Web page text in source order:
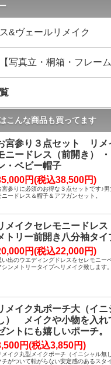
&ヴェールリメイク
写真立・桐箱・フレーム
こんな商品も買ってます
宮参り３点セット リメ
ニードレス（前開き）
・ベビー帽子
円(税込38,500円)
宮参りに必須のお得な３点セットです♪
ニードレス＆帽子＆アフガンセット。
メイクセレモニードレス
トリー前開き八分袖タイ
円(税込22,000円)
い出のウエディングドレスをセレモニー
シンメトリータイプへリメイク致します。
メイク丸ポーチ大（イニ
） メイクや小物を入れ
ントにも嬉しいポーチ。
円(税込3,850円)
メイク丸型メイクポーチ（イニシャル
チがついて転がらない安定感のあるスタイ